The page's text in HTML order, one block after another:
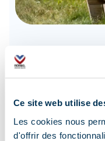
Ce site web utilise
Les cookies nous
d'offrir des
chien, le cœur du
officiels. Ce n’est
mais pour
l’écosystème